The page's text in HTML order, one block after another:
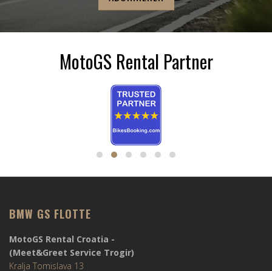
MotoGS Rental Partner
BMW GS FLOTTE
MotoGS Rental Croatia -
(Meet&Greet Service Trogir)
Kralja Tomislava 13